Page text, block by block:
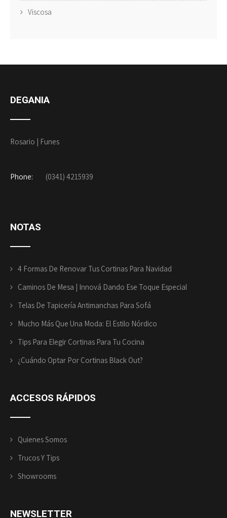
Viscosa
DEGANIA
Rosario | Funes
Phone: (0341) 4215939
NOTAS
4 Formas De Renovar Tus Cortinas Para Navidad
Caminos De Mesa | Innová Dando Ese Toque Especial
Telas De Tapicería Antimanchas Para Sofá
Mucho Más Que Una Moda: El Estilo Nórdico
Tips Para Elegir Cortinas Para Tu Cocina
¿Cuándo Optar Por Cortinas Black Out?
ACCESOS RÁPIDOS
Quienes Somos
Trucos Y Tips
Showrooms
NEWSLETTER